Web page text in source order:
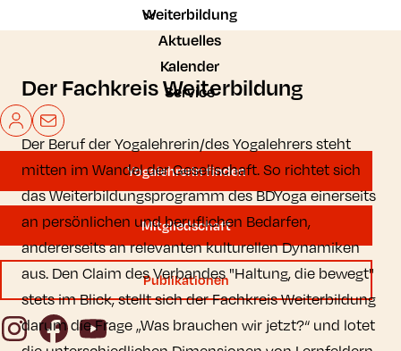
Weiterbildung
Aktuelles
Kalender
Service
Mein BDYoga
Kontakt
YogalehrerIn finden
Mitgliedschaft
Publikationen
InstagramFacebookYouTube
Der Fachkreis Weiterbildung
Der Beruf der Yogalehrerin/des Yogalehrers steht
mitten im Wandel der Gesellschaft. So richtet sich
das Weiterbildungsprogramm des BDYoga einerseits
an persönlichen und beruflichen Bedarfen,
andererseits an relevanten kulturellen Dynamiken
aus. Den Claim des Verbandes "Haltung, die bewegt"
stets im Blick, stellt sich der Fachkreis Weiterbildung
darum die Frage „Was brauchen wir jetzt?“ und lotet